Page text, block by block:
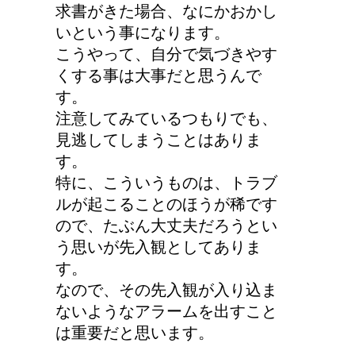
求書がきた場合、なにかおかし
いという事になります。
こうやって、自分で気づきやす
くする事は大事だと思うんで
す。
注意してみているつもりでも、
見逃してしまうことはありま
す。
特に、こういうものは、トラブ
ルが起こることのほうが稀です
ので、たぶん大丈夫だろうとい
う思いが先入観としてありま
す。
なので、その先入観が入り込ま
ないようなアラームを出すこと
は重要だと思います。